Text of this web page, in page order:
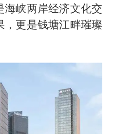
峡两岸经济文化交
，更是钱塘江畔璀璨